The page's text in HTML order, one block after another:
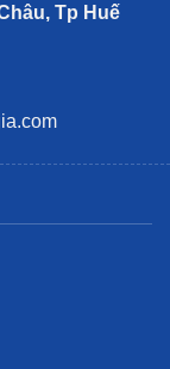
Tp Huế